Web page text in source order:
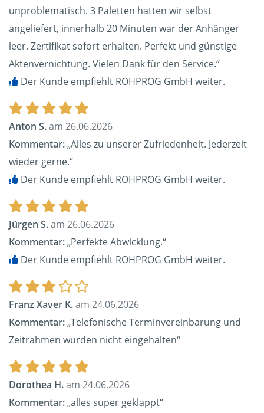
unproblematisch. 3 Paletten hatten wir selbst
angeliefert, innerhalb 20 Minuten war der Anhänger
leer. Zertifikat sofort erhalten. Perfekt und günstige
Aktenvernichtung. Vielen Dank für den Service.“
Der Kunde empfiehlt ROHPROG GmbH weiter.
Anton S.am 26.06.2026
Kommentar:„Alles zu unserer Zufriedenheit. Jederzeit
wieder gerne.“
Der Kunde empfiehlt ROHPROG GmbH weiter.
Jürgen S.am 26.06.2026
Kommentar:„Perfekte Abwicklung.“
Der Kunde empfiehlt ROHPROG GmbH weiter.
Franz Xaver K.am 24.06.2026
Kommentar:„Telefonische Terminvereinbarung und
Zeitrahmen wurden nicht eingehalten“
Dorothea H.am 24.06.2026
Kommentar:„alles super geklappt“